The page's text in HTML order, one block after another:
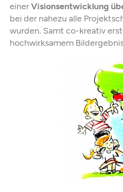
einerVisionsentwicklung
bei der nahezu alle
wurden. Samt co-kreativ
hochwirksamem